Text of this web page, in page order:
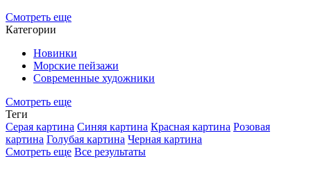
Смотреть еще
Категории
Новинки
Морские пейзажи
Современные художники
Смотреть еще
Теги
Серая картина Синяя картина Красная картина Розовая
картина Голубая картина Черная картина
Смотреть еще Все результаты